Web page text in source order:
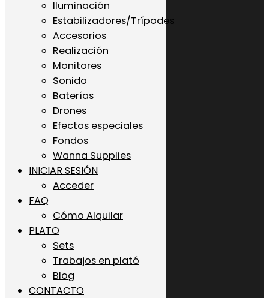
Iluminación
Estabilizadores/Trípodes
Accesorios
Realización
Monitores
Sonido
Baterías
Drones
Efectos especiales
Fondos
Wanna Supplies
INICIAR SESIÓN
Acceder
FAQ
Cómo Alquilar
PLATO
Sets
Trabajos en plató
Blog
CONTACTO